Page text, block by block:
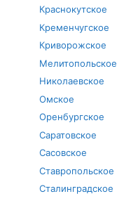
Краснокутское
Кременчугское
Криворожское
Мелитопольское
Николаевское
Омское
Оренбургское
Саратовское
Сасовское
Ставропольское
Сталинградское